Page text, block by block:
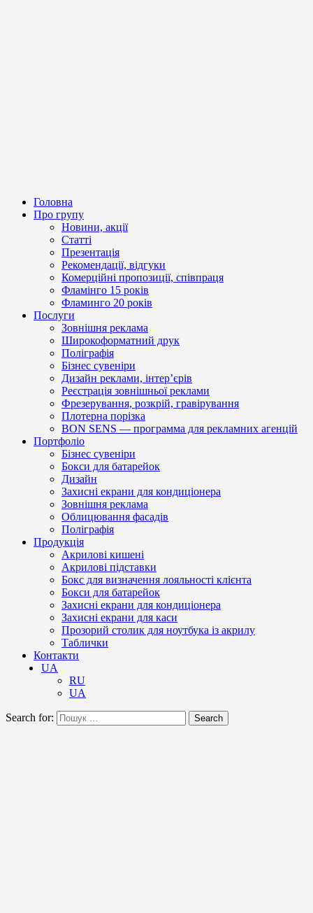
Головна
Про групу
Новини, акції
Статті
Презентація
Рекомендації, відгуки
Комерційні пропозиції, співпраця
Фламінго 15 років
Фламинго 20 років
Послуги
Зовнішня реклама
Широкоформатний друк
Поліграфія
Бізнес сувеніри
Дизайн реклами, інтер’єрів
Реєстрація зовнішньої реклами
Фрезерування, розкрій, гравірування
Плотерна порізка
BON SENS — программа для рекламних агенцій
Портфоліо
Бізнес сувеніри
Бокси для батарейок
Дизайн
Захисні екрани для кондиціонера
Зовнішня реклама
Облицювання фасадів
Поліграфія
Продукція
Акрилові кишені
Акрилові підставки
Бокс для визначення лояльності клієнта
Бокси для батарейок
Захисні екрани для кондиціонера
Захисні екрани для каси
Прозорий столик для ноутбука із акрилу
Таблички
Контакти
UA
RU
UA
Search for: Search